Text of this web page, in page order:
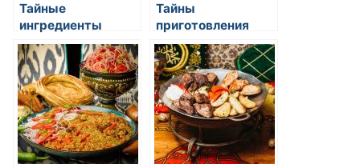
Тайные
ингредиенты
восточной кухни
Тайны
приготовления
фирменных блюд
восточной кухни